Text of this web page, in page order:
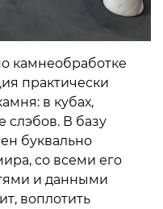
камнеобработке
практически
в кубах,
слэбов. В базу
буквально
со всеми его
и данными
воплотить